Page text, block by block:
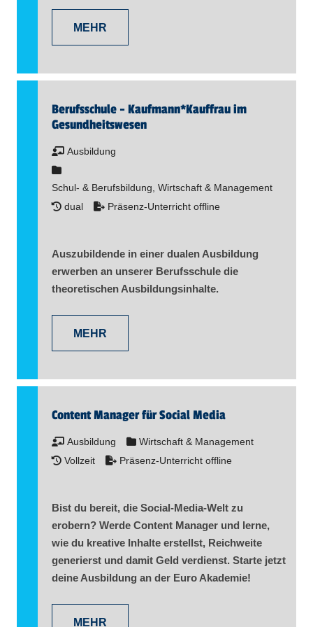
MEHR
Berufsschule - Kaufmann​*Kauffrau im
Gesundheitswesen
Ausbildung
Schul- & Berufsbildung, Wirtschaft & Management
dual
Präsenz-Unterricht offline
Auszubildende in einer dualen Ausbildung
erwerben an unserer Berufsschule die
theoretischen Ausbildungsinhalte.
MEHR
Content Manager für Social Media
Ausbildung
Wirtschaft & Management
Vollzeit
Präsenz-Unterricht offline
Bist du bereit, die Social-Media-Welt zu
erobern? Werde Content Manager und lerne,
wie du kreative Inhalte erstellst, Reichweite
generierst und damit Geld verdienst. Starte jetzt
deine Ausbildung an der Euro Akademie!
MEHR